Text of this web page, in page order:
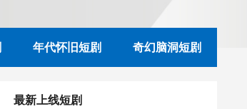
年代怀旧短剧 奇幻脑洞短剧
最新上线短剧